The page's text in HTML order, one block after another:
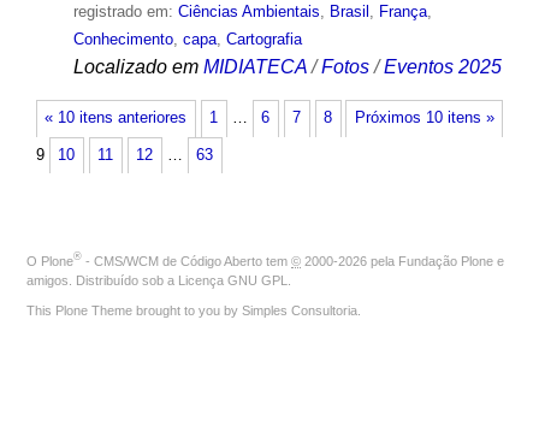
registrado em: Ciências Ambientais, Brasil , França,
Conhecimento, capa, Cartografia
Localizado em MIDIATECA /Fotos /Eventos 2025
« 10 itens anteriores Próximos 10 itens »
1 … 6 7 8
9 10 11 12 … 63
O Plone® - CMS/WCM de Código Aberto tem © 2000-2026 pela Fundação Plone e
amigos. Distribuído sob a Licença GNU GPL
This Plone Theme brought to you by Simples Consultoria